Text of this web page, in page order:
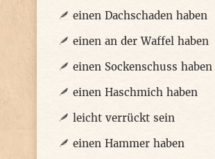
einen Dachschaden haben
einen an der Waffel haben
einen Sockenschuss haben
einen Haschmich haben
leicht verrückt sein
einen Hammer haben